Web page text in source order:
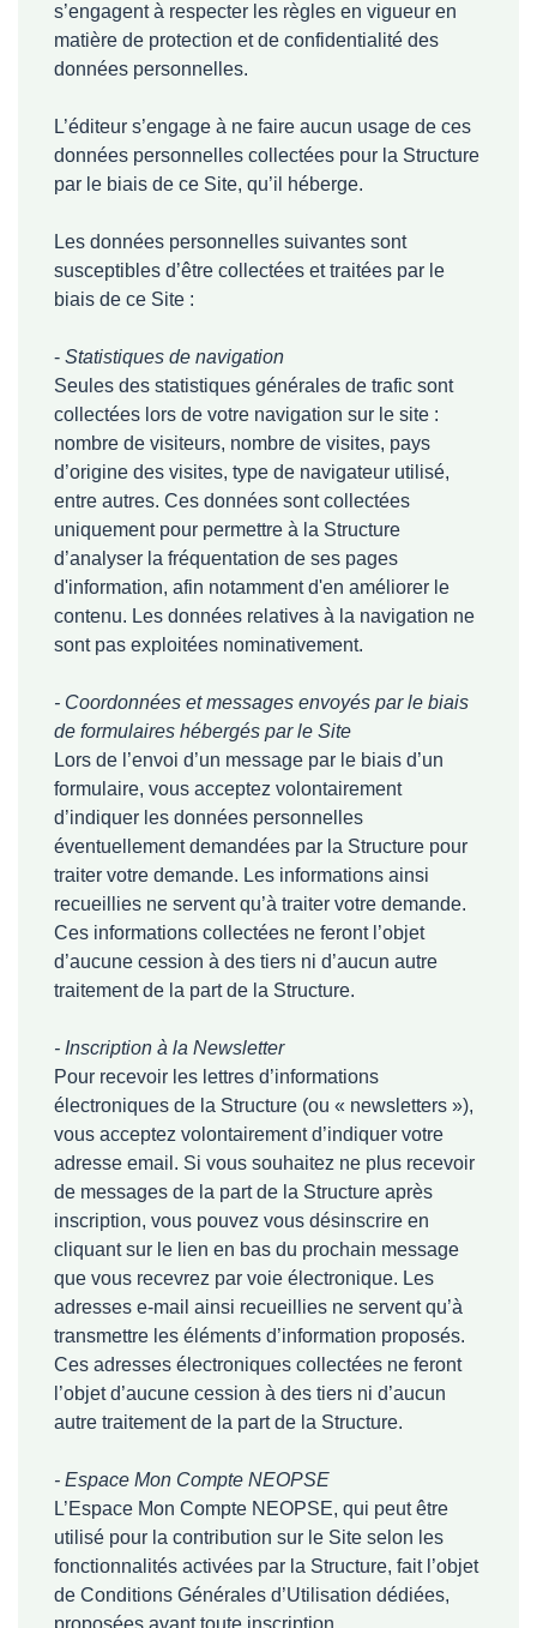
s’engagent à respecter les règles en vigueur en
matière de protection et de confidentialité des
données personnelles.
L’éditeur s’engage à ne faire aucun usage de ces
données personnelles collectées pour la Structure
par le biais de ce Site, qu’il héberge.
Les données personnelles suivantes sont
susceptibles d’être collectées et traitées par le
biais de ce Site :
- Statistiques de navigation
Seules des statistiques générales de trafic sont
collectées lors de votre navigation sur le site :
nombre de visiteurs, nombre de visites, pays
d’origine des visites, type de navigateur utilisé,
entre autres. Ces données sont collectées
uniquement pour permettre à la Structure
d’analyser la fréquentation de ses pages
d'information, afin notamment d'en améliorer le
contenu. Les données relatives à la navigation ne
sont pas exploitées nominativement.
- Coordonnées et messages envoyés par le biais
de formulaires hébergés par le Site
Lors de l’envoi d’un message par le biais d’un
formulaire, vous acceptez volontairement
d’indiquer les données personnelles
éventuellement demandées par la Structure pour
traiter votre demande. Les informations ainsi
recueillies ne servent qu’à traiter votre demande.
Ces informations collectées ne feront l’objet
d’aucune cession à des tiers ni d’aucun autre
traitement de la part de la Structure.
- Inscription à la Newsletter
Pour recevoir les lettres d’informations
électroniques de la Structure (ou « newsletters »),
vous acceptez volontairement d’indiquer votre
adresse email. Si vous souhaitez ne plus recevoir
de messages de la part de la Structure après
inscription, vous pouvez vous désinscrire en
cliquant sur le lien en bas du prochain message
que vous recevrez par voie électronique. Les
adresses e-mail ainsi recueillies ne servent qu’à
transmettre les éléments d’information proposés.
Ces adresses électroniques collectées ne feront
l’objet d’aucune cession à des tiers ni d’aucun
autre traitement de la part de la Structure.
- Espace Mon Compte NEOPSE
L’Espace Mon Compte NEOPSE, qui peut être
utilisé pour la contribution sur le Site selon les
fonctionnalités activées par la Structure, fait l’objet
de Conditions Générales d’Utilisation dédiées,
proposées avant toute inscription.